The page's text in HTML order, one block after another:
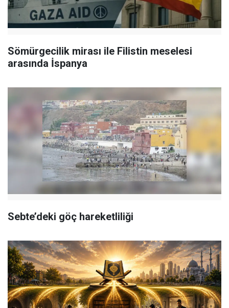
Sömürgecilik mirası ile Filistin meselesi
arasında İspanya
Sebte’deki göç hareketliliği